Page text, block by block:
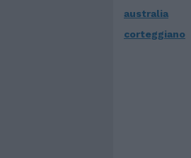
australia
corteggiano